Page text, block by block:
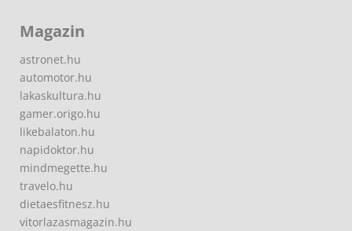
Magazin
astronet.hu
automotor.hu
lakaskultura.hu
gamer.origo.hu
likebalaton.hu
napidoktor.hu
mindmegette.hu
travelo.hu
dietaesfitnesz.hu
vitorlazasmagazin.hu